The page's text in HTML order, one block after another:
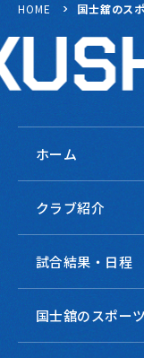
HOME 国士舘のス
ホーム
クラブ紹介
試合結果・日程
国士舘のスポー